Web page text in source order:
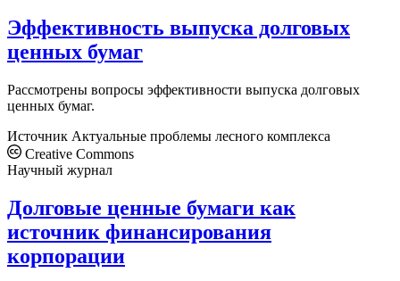
Эффективность выпуска долговых
ценных бумаг
Рассмотрены вопросы эффективности выпуска долговых
ценных бумаг.
Источник Актуальные проблемы лесного комплекса
Creative Commons
Научный журнал
Долговые ценные бумаги как
источник финансирования
корпорации